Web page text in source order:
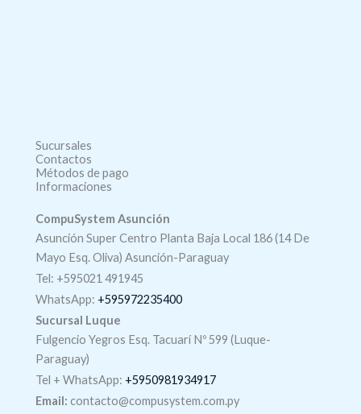
Sucursales
Contactos
Métodos de pago
Informaciones
CompuSystem Asunción
Asunción Super Centro Planta Baja Local 186 (14 De
Mayo Esq. Oliva) Asunción-Paraguay
Tel: +595021 491945
WhatsApp: +595972235400
Sucursal Luque
Fulgencio Yegros Esq. Tacuarí Nº 599 (Luque-
Paraguay)
Tel + WhatsApp: +5950981934917
Email: contacto@compusystem.com.py